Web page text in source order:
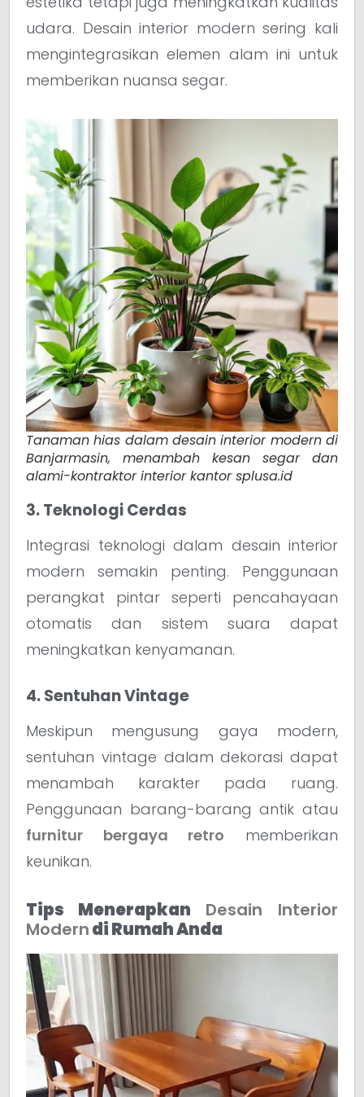
udara. Desain interior modern sering kali
mengintegrasikan elemen alam ini untuk
memberikan nuansa segar.
Tanaman hias dalam desain interior modern di
Banjarmasin, menambah kesan segar dan
alami-kontraktor interior kantor splusa.id
3. Teknologi Cerdas
Integrasi teknologi dalam desain interior
modern semakin penting. Penggunaan
perangkat pintar seperti pencahayaan
otomatis dan sistem suara dapat
meningkatkan kenyamanan.
4. Sentuhan Vintage
Meskipun mengusung gaya modern,
sentuhan vintage dalam dekorasi dapat
menambah karakter pada ruang.
Penggunaan barang-barang antik atau
furnitur bergaya retro memberikan
keunikan.
Tips Menerapkan Desain Interior
Moderndi Rumah Anda